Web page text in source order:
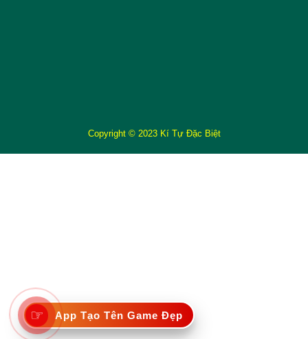
Copyright © 2023 Kí Tự Đặc Biệt
☞ App Tạo Tên Game Đẹp